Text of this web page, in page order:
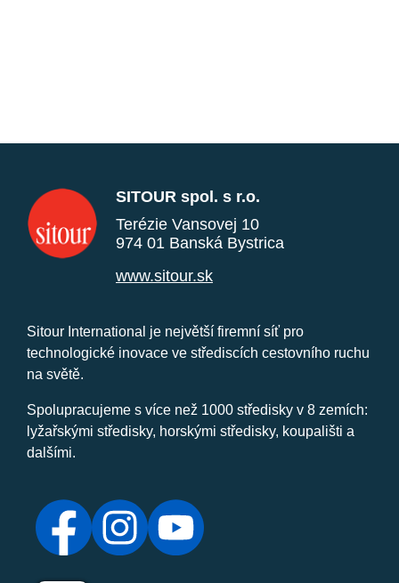
SITOUR spol. s r.o.
Terézie Vansovej 10
974 01 Banská Bystrica
www.sitour.sk
Sitour International je největší firemní síť pro
technologické inovace ve střediscích cestovního ruchu
na světě.
Spolupracujeme s více než 1000 středisky v 8 zemích:
lyžařskými středisky, horskými středisky, koupališti a
dalšími.